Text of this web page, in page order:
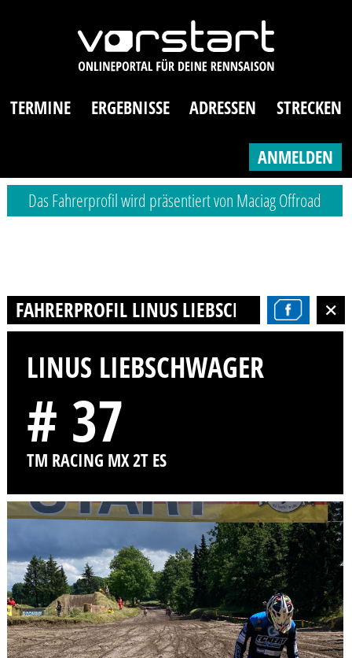
TERMINE ERGEBNISSE ADRESSEN STRECKEN
ANMELDEN
Das Fahrerprofil wird präsentiert von Maciag Offroad
FAHRERPROFIL LINUS LIEBSCHWAGER
LINUS LIEBSCHWAGER
# 37
TM RACING MX 2T ES